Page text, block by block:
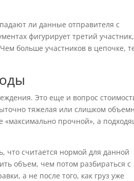
ли данные отправителя с
фигурирует третий
больше участников в цепочке,
Это еще и вопрос
тяжелая или слишком
«максимально прочной», а
что считается нормой для данной
объем, чем потом разбираться с
а не после того, как груз уже